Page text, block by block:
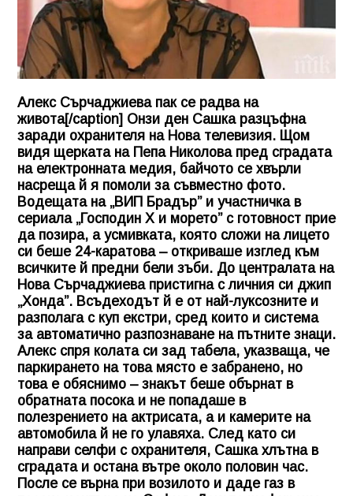
Алекс Сърчаджиева пак се радва на
живота[/caption] Онзи ден Сашка разцъфна
заради охранителя на Нова телевизия. Щом
видя щерката на Пепа Николова пред сградата
на електронната медия, байчото се хвърли
насреща й я помоли за съвместно фото.
Водещата на „ВИП Брадър” и участничка в
сериала „Господин Х и морето” с готовност прие
да позира, а усмивката, която сложи на лицето
си беше 24-каратова – откриваше изглед към
всичките й предни бели зъби. До централата на
Нова Сърчаджиева пристигна с личния си джип
„Хонда”. Всъдеходът й е от най-луксозните и
разполага с куп екстри, сред които и система
за автоматично разпознаване на пътните знаци.
Алекс спря колата си зад табела, указваща, че
паркирането на това място е забранено, но
това е обяснимо – знакът беше обърнат в
обратната посока и не попадаше в
полезрението на актрисата, а и камерите на
автомобила й не го улавяха. След като си
направи селфи с охранителя, Сашка хлътна в
сградата и остана вътре около половин час.
После се върна при возилото и даде газ в